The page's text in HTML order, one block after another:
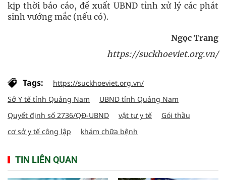
kịp thời báo cáo, đề xuất UBND tỉnh xử lý các phát
sinh vướng mắc (nếu có).
Ngọc Trang
https://suckhoeviet.org.vn/
Tags:
https://suckhoeviet.org.vn/
Sở Y tế tỉnh Quảng Nam
UBND tỉnh Quảng Nam
Quyết định số 2736/QĐ-UBND
vật tư y tế
Gói thầu
cơ sở y tế công lập
khám chữa bệnh
TIN LIÊN QUAN